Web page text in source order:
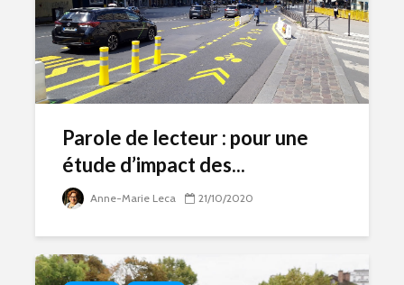
Parole de lecteur : pour une
étude d’impact des...
Anne-Marie Leca 21/10/2020